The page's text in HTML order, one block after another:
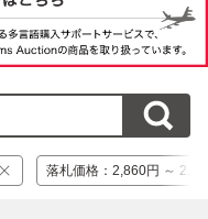
落札価格 ： 2,860円 ～